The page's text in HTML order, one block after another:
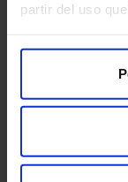
partir del uso
Fundación HM​
Instituto HM
Intranet HM